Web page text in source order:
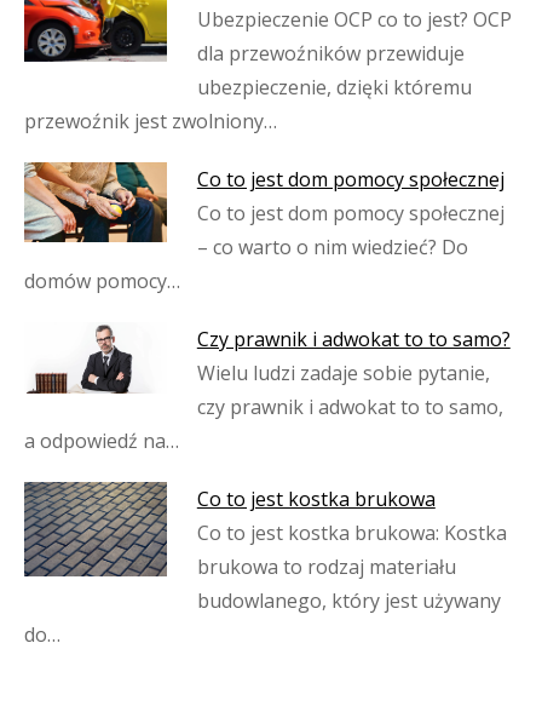
Ubezpieczenie OCP co to jest? OCP
dla przewoźników przewiduje
ubezpieczenie, dzięki któremu
przewoźnik jest zwolniony…
Co to jest dom pomocy społecznej
Co to jest dom pomocy społecznej
– co warto o nim wiedzieć? Do
domów pomocy…
Czy prawnik i adwokat to to samo?
Wielu ludzi zadaje sobie pytanie,
czy prawnik i adwokat to to samo,
a odpowiedź na…
Co to jest kostka brukowa
Co to jest kostka brukowa: Kostka
brukowa to rodzaj materiału
budowlanego, który jest używany
do…